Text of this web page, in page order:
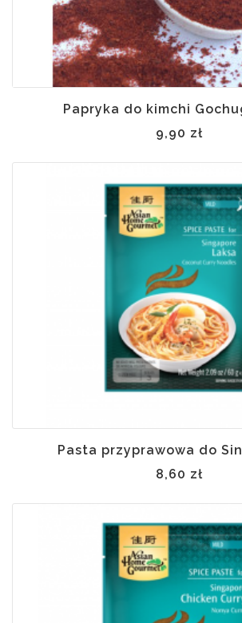
Papryka do kimchi
9,90 zł
Pasta przyprawowa do
8,60 zł